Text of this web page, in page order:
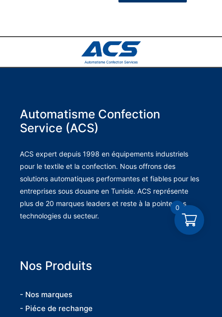
Automatisme Confection
Service (ACS)
ACS expert depuis 1998 en équipements industriels
pour le textile et la confection. Nous offrons des
solutions automatiques performantes et fiables pour les
entreprises sous douane en Tunisie. ACS représente
plus de 20 marques leaders et reste à la pointe des
technologies du secteur.
Nos Produits
- Nos marques
- Piéce de rechange
0